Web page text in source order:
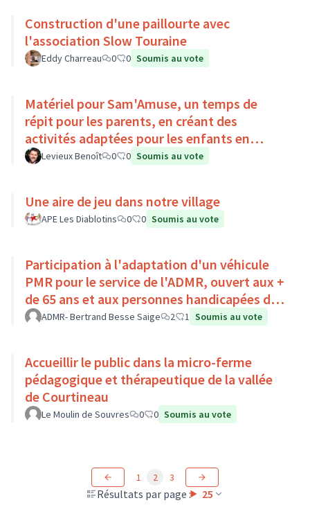
Construction d'une paillourte avec
l'association Slow Touraine
Eddy Charreau 0 0 Soumis au vote
Matériel pour Sam'Amuse, un temps de
répit pour les parents, en créant des
activités adaptées pour les enfants en
situation de handicap
Levieux Benoît 0 0 Soumis au vote
Une aire de jeu dans notre village
APE Les Diablotins 0 0 Soumis au vote
Participation à l'adaptation d'un véhicule
PMR pour le service de l'ADMR, ouvert aux +
de 65 ans et aux personnes handicapées du
Pays Loire-Touraine.
ADMR- Bertrand Besse Saige 2 1 Soumis au vote
Accueillir le public dans la micro-ferme
pédagogique et thérapeutique de la vallée
de Courtineau
Le Moulin de Souvres 0 0 Soumis au vote
Résultats par page : 25
1 2 3